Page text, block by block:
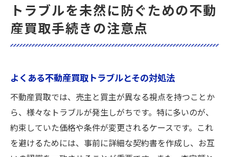
トラブルを未然に防ぐための不動
産買取手続きの注意点
よくある不動産買取トラブルとその対処法
不動産買取では、売主と買主が異なる視点を持つことか
ら、様々なトラブルが発生しがちです。特に多いのが、
約束していた価格や条件が変更されるケースです。これ
を避けるためには、事前に詳細な契約書を作成し、お互